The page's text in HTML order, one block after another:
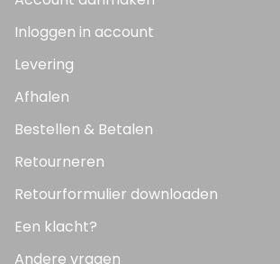
Inloggen in account
Levering
Afhalen
Bestellen & Betalen
Retourneren
Retourformulier downloaden
Een klacht?
Andere vragen